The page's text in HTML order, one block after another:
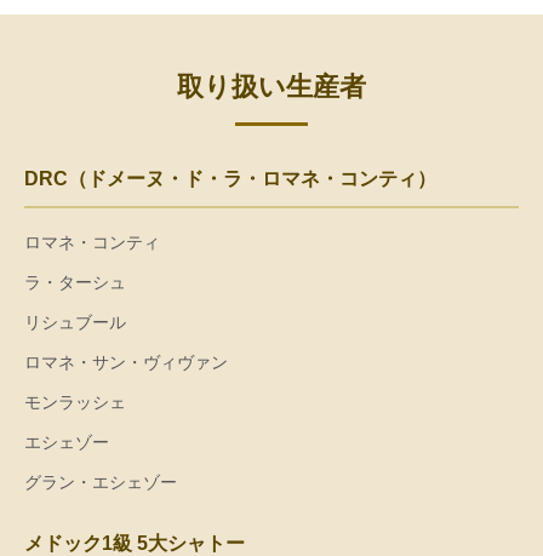
取り扱い生産者
DRC（ドメーヌ・ド・ラ・ロマネ・コンティ）
ロマネ・コンティ
ラ・ターシュ
リシュブール
ロマネ・サン・ヴィヴァン
モンラッシェ
エシェゾー
グラン・エシェゾー
メドック1級 5大シャトー